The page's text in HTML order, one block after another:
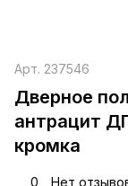
Арт. 237546
Дверное
антрацит
кромка
0 Нет